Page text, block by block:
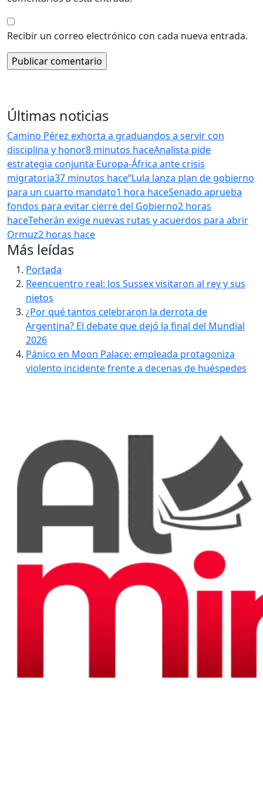
Recibir un correo electrónico con cada nueva entrada.
Últimas noticias
Camino Pérez exhorta a graduandos a servir con
disciplina y honor8 minutos haceAnalista pide
estrategia conjunta Europa-África ante crisis
migratoria37 minutos hace“Lula lanza plan de gobierno
para un cuarto mandato1 hora haceSenado aprueba
fondos para evitar cierre del Gobierno2 horas
haceTeherán exige nuevas rutas y acuerdos para abrir
Ormuz2 horas hace
Más leídas
Portada
Reencuentro real: los Sussex visitaron al rey y sus
nietos
¿Por qué tantos celebraron la derrota de
Argentina? El debate que dejó la final del Mundial
2026
Pánico en Moon Palace: empleada protagoniza
violento incidente frente a decenas de huéspedes